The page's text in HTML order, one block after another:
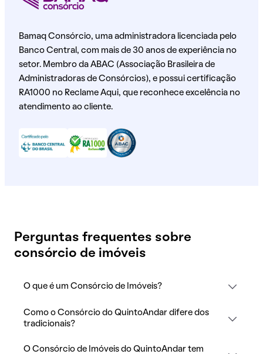
Bamaq Consórcio, uma administradora licenciada pelo
Banco Central, com mais de 30 anos de experiência no
setor. Membro da ABAC (Associação Brasileira de
Administradoras de Consórcios), e possui certificação
RA1000 no Reclame Aqui, que reconhece excelência no
atendimento ao cliente.
Perguntas frequentes sobre
consórcio de imóveis
O que é um Consórcio de Imóveis?
Como o Consórcio do QuintoAndar difere dos
tradicionais?
O Consórcio de Imóveis do QuintoAndar tem